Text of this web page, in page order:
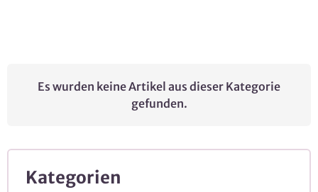
Kategorien
Es wurden keine Artikel aus dieser Kategorie
gefunden.